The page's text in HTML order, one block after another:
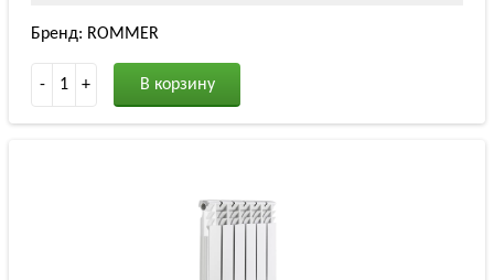
Бренд: ROMMER
- 1 + В корзину